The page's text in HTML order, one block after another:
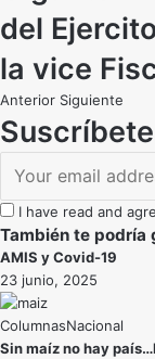
del
la vice
Anterior Siguiente
I have read and
También te podría
AMIS y Covid-19
23 junio, 2025
Nacional
Sin maíz no hay